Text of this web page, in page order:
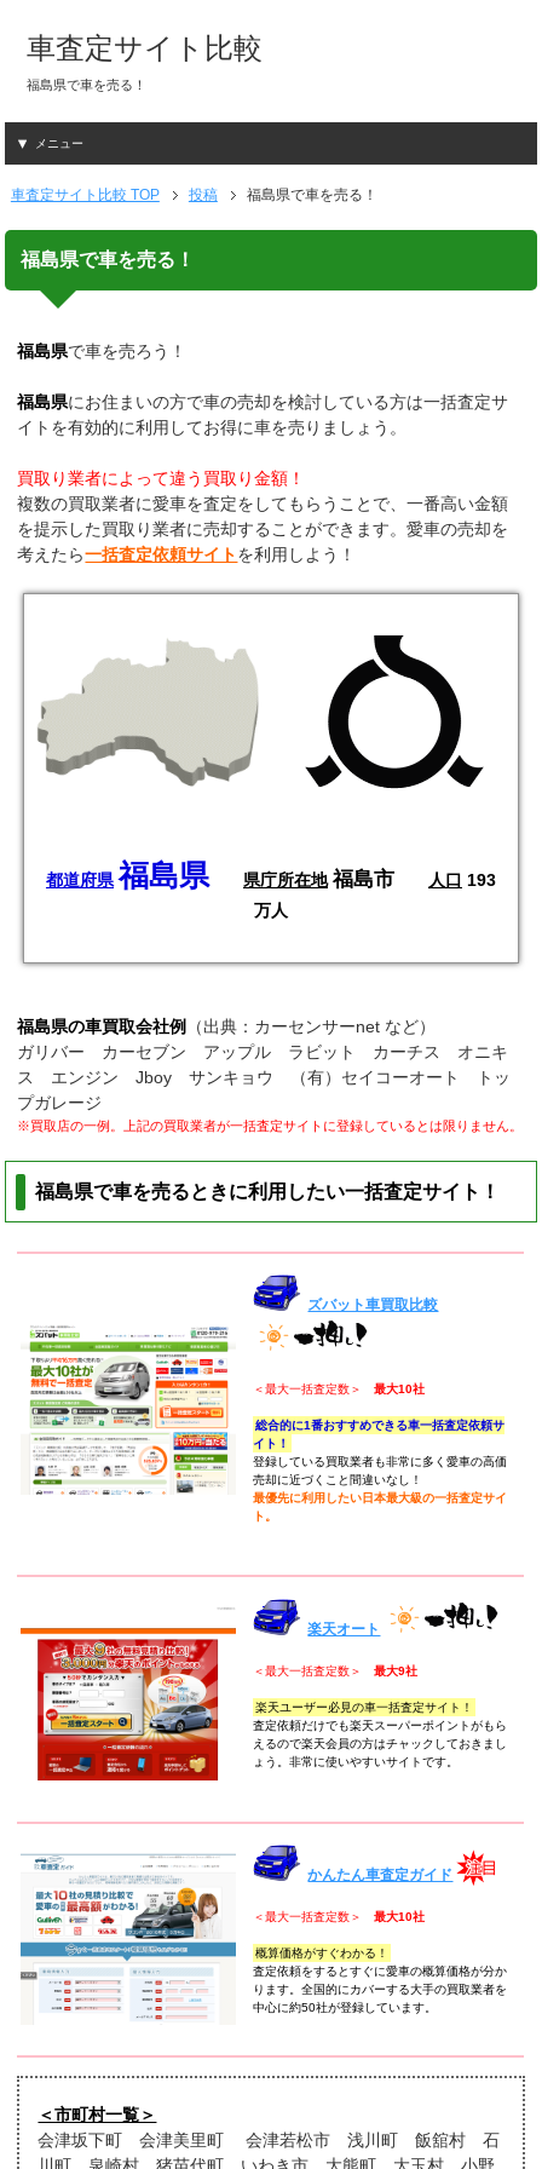
車査定サイト比較
福島県で車を売る！
メニュー
車査定サイト比較 TOP 投稿 福島県で車を売る！
福島県で車を売る！
福島県で車を売ろう！
福島県にお住まいの方で車の売却を検討している方は一括査定サ
イトを有効的に利用してお得に車を売りましょう。
買取り業者によって違う買取り金額！
複数の買取業者に愛車を査定をしてもらうことで、一番高い金額
を提示した買取り業者に売却することができます。愛車の売却を
考えたら一括査定依頼サイトを利用しよう！
都道府県 福島県 県庁所在地 福島市 人口 193
万人
福島県の車買取会社例
（出典：カーセンサーnet など）
ガリバー カーセブン アップル ラビット カーチス オニキ
ス エンジン Jboy サンキョウ （有）セイコーオート トッ
プガレージ
※買取店の一例。上記の買取業者が一括査定サイトに登録しているとは限りません。
福島県で車を売るときに利用したい一括査定サイト！
ズバット車買取比較
＜最大一括査定数＞最大10社
総合的に1番おすすめできる車一括査定依頼サ
イト！
登録している買取業者も非常に多く愛車の高価
売却に近づくこと間違いなし！
最優先に利用したい日本最大級の一括査定サイ
ト。
楽天オート
＜最大一括査定数＞最大9社
楽天ユーザー必見の車一括査定サイト！
査定依頼だけでも楽天スーパーポイントがもら
えるので楽天会員の方はチャックしておきまし
ょう。非常に使いやすいサイトです。
かんたん車査定ガイド
＜最大一括査定数＞最大10社
概算価格がすぐわかる！
査定依頼をするとすぐに愛車の概算価格が分か
ります。全国的にカバーする大手の買取業者を
中心に約50社が登録しています。
＜市町村一覧＞
会津坂下町 会津美里町 会津若松市 浅川町 飯舘村 石
川町 泉崎村 猪苗代町 いわき市 大熊町 大玉村 小野